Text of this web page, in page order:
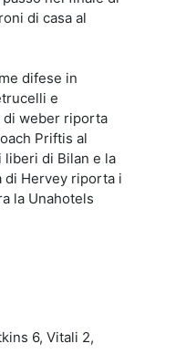
di casa al
difese in
e
di weber riporta
Priftis al
liberi di Bilan e la
di Hervey riporta i
la Unahotels
6, Vitali 2,